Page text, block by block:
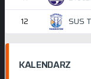
12 SUS
KALENDARZ